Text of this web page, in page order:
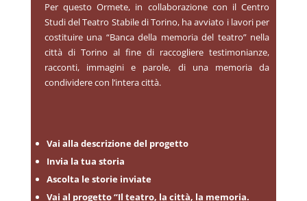
Per questo Ormete, in collaborazione con il Centro
Studi del Teatro Stabile di Torino, ha avviato i lavori per
costituire una “Banca della memoria del teatro” nella
città di Torino al fine di raccogliere testimonianze,
racconti, immagini e parole, di una memoria da
condividere con l’intera città.
Vai alla descrizione del progetto
Invia la tua storia
Ascolta le storie inviate
Vai al progetto “Il teatro, la città, la memoria.